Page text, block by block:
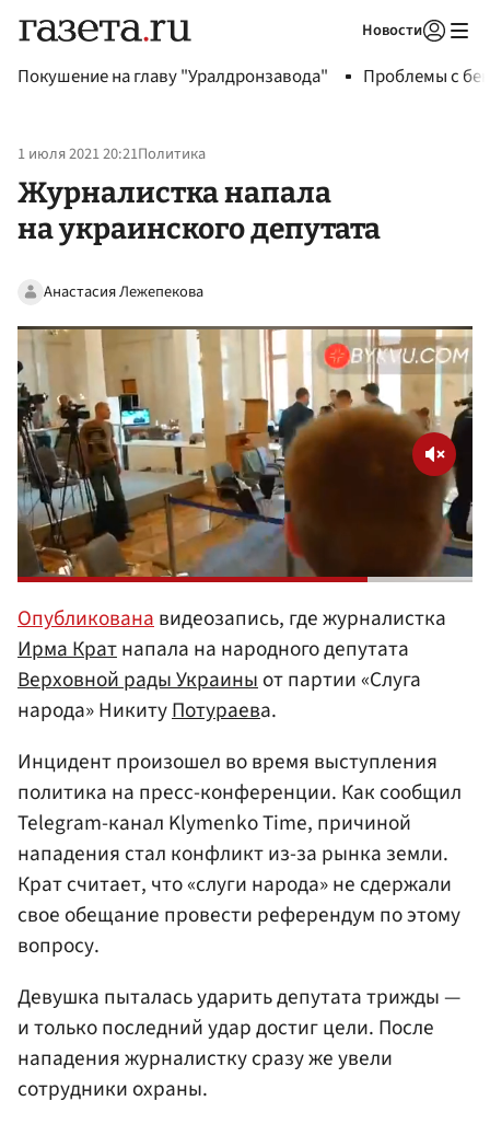
Новости
Покушение на главу "Уралдронзавода" Проблемы с
1 июля 2021 20:21Политика
Журналистка напала
на украинского депутата
Анастасия Лежепекова
Опубликованавидеозапись, где журналистка
Ирма Кратнапала на народного депутата
Верховной рады Украиныот партии «Слуга
народа» НикитуПотураева.
Инцидент произошел во время выступления
политика на пресс-конференции. Как сообщил
Telegram-канал Klymenko Time, причиной
нападения стал конфликт из-за рынка земли.
Крат считает, что «слуги народа» не сдержали
свое обещание провести референдум по этому
вопросу.
Девушка пыталась ударить депутата трижды —
и только последний удар достиг цели. После
нападения журналистку сразу же увели
сотрудники охраны.